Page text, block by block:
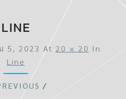
LINE
5, 2023 At 20 × 20 In
Line
/